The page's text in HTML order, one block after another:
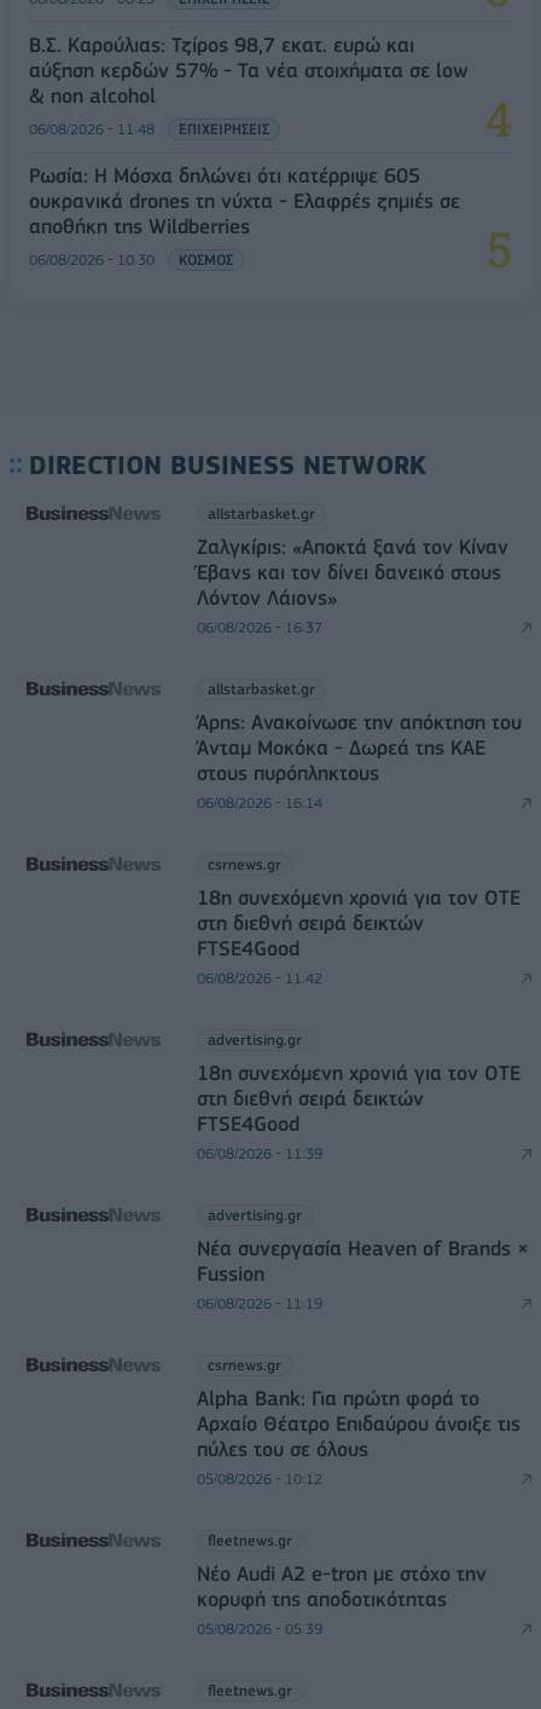
Β.Σ. Καρούλιας: Τζίρος 98,7 εκατ. ευρώ και
αύξηση κερδών 57% - Τα νέα στοιχήματα σε low
& non alcohol
06/08/2026 - 11:48 ΕΠΙΧΕΙΡΗΣΕΙΣ
Ρωσία: Η Μόσχα δηλώνει ότι κατέρριψε 605
ουκρανικά drones τη νύχτα - Ελαφρές ζημιές σε
αποθήκη της Wildberries
06/08/2026 - 10:30 ΚΟΣΜΟΣ
DIRECTION BUSINESS NETWORK
allstarbasket.gr
Ζαλγκίρις: «Αποκτά ξανά τον Κίναν
Έβανς και τον δίνει δανεικό στους
Λόντον Λάιονς»
06/08/2026 - 16:37
allstarbasket.gr
Άρης: Ανακοίνωσε την απόκτηση του
Άνταμ Μοκόκα - Δωρεά της ΚΑΕ
στους πυρόπληκτους
06/08/2026 - 16:14
csrnews.gr
18η συνεχόμενη χρονιά για τον ΟΤΕ
στη διεθνή σειρά δεικτών
FTSE4Good
06/08/2026 - 11:42
advertising.gr
18η συνεχόμενη χρονιά για τον ΟΤΕ
στη διεθνή σειρά δεικτών
FTSE4Good
06/08/2026 - 11:39
advertising.gr
Νέα συνεργασία Heaven of Brands ×
Fussion
06/08/2026 - 11:19
csrnews.gr
Alpha Bank: Για πρώτη φορά το
Αρχαίο Θέατρο Επιδαύρου άνοιξε τις
πύλες του σε όλους
05/08/2026 - 10:12
fleetnews.gr
Νέο Audi A2 e-tron με στόχο την
κορυφή της αποδοτικότητας
05/08/2026 - 05:39
fleetnews.gr